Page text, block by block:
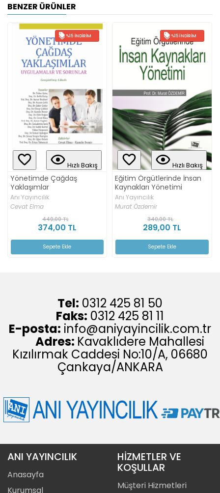
BENZER ÜRÜNLER
%15 İNDIRIM
Hızlı Bakış
Yönetimde Çağdaş
Yaklaşımlar
Anı Yayıncılık
Cevat Elma
440,00 TL
374,00 TL
Sepete Ekle
%15 İNDIRIM
Hızlı Bakış
Eğitim Örgütlerinde İnsan
Kaynakları Yönetimi
Anı Yayıncılık
Murat Özdemir
340,00 TL
289,00 TL
Sepete Ekle
Tel: 0312 425 81 50
Faks: 0312 425 81 11
E-posta: info@aniyayincilik.com.tr
Adres: Kavaklıdere Mahallesi
Kızılırmak Caddesi No:10/A, 06680
Çankaya/ANKARA
ANI YAYINCILIK
Anasayfa
Kurumsal
HİZMETLER VE
KOŞULLAR
Müşteri Hizmetleri